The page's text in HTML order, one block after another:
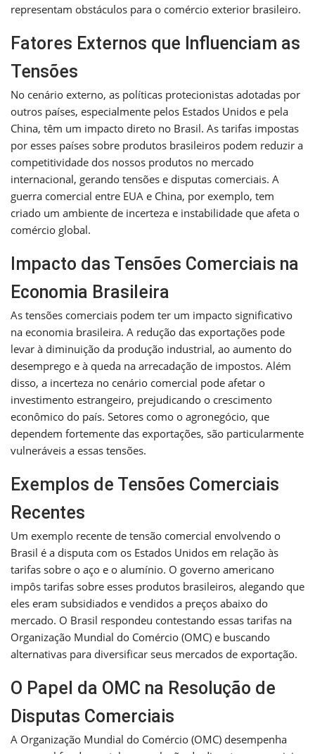
representam obstáculos para o comércio exterior brasileiro.
Fatores Externos que Influenciam as
Tensões
No cenário externo, as políticas protecionistas adotadas por
outros países, especialmente pelos Estados Unidos e pela
China, têm um impacto direto no Brasil. As tarifas impostas
por esses países sobre produtos brasileiros podem reduzir a
competitividade dos nossos produtos no mercado
internacional, gerando tensões e disputas comerciais. A
guerra comercial entre EUA e China, por exemplo, tem
criado um ambiente de incerteza e instabilidade que afeta o
comércio global.
Impacto das Tensões Comerciais na
Economia Brasileira
As tensões comerciais podem ter um impacto significativo
na economia brasileira. A redução das exportações pode
levar à diminuição da produção industrial, ao aumento do
desemprego e à queda na arrecadação de impostos. Além
disso, a incerteza no cenário comercial pode afetar o
investimento estrangeiro, prejudicando o crescimento
econômico do país. Setores como o agronegócio, que
dependem fortemente das exportações, são particularmente
vulneráveis a essas tensões.
Exemplos de Tensões Comerciais
Recentes
Um exemplo recente de tensão comercial envolvendo o
Brasil é a disputa com os Estados Unidos em relação às
tarifas sobre o aço e o alumínio. O governo americano
impôs tarifas sobre esses produtos brasileiros, alegando que
eles eram subsidiados e vendidos a preços abaixo do
mercado. O Brasil respondeu contestando essas tarifas na
Organização Mundial do Comércio (OMC) e buscando
alternativas para diversificar seus mercados de exportação.
O Papel da OMC na Resolução de
Disputas Comerciais
A Organização Mundial do Comércio (OMC) desempenha